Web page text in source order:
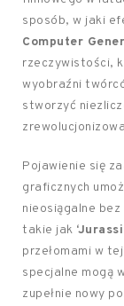
sposób, w jaki
Computer
rzeczywistości,
wyobraźni
stworzyć
Pojawienie się
graficznych
nieosiągalne bez
takie jak
przełomami w
specjalne mogą
zupełnie nowy